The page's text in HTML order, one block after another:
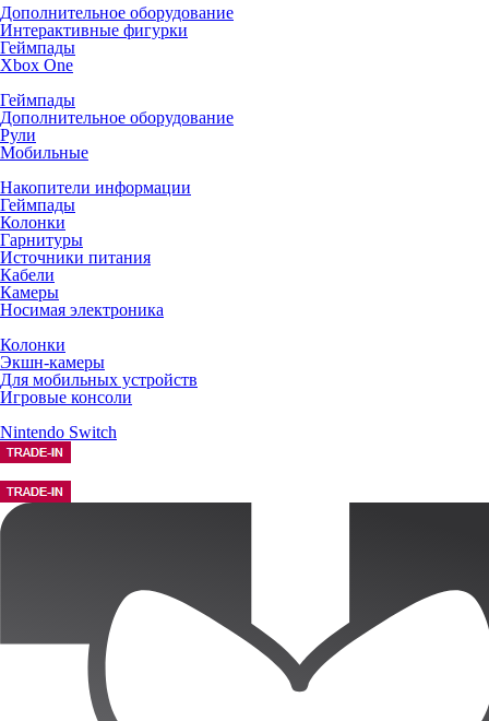
Дополнительное оборудование
Интерактивные фигурки
Геймпады
Xbox One
Геймпады
Дополнительное оборудование
Рули
Мобильные
Накопители информации
Геймпады
Колонки
Гарнитуры
Источники питания
Кабели
Камеры
Носимая электроника
Колонки
Экшн-камеры
Для мобильных устройств
Игровые консоли
Nintendo Switch